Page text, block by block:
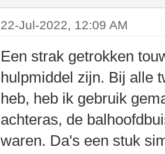
22-Jul-2022, 12:09 AM
Een strak getrokken
hulpmiddel zijn. Bij alle
heb, heb ik gebruik
achteras, de
waren. Da's een stuk